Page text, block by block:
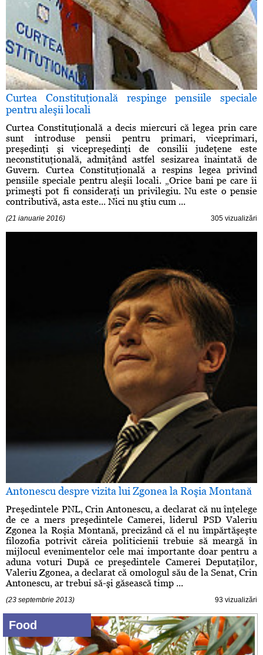
Curtea Constituţională respinge pensiile speciale
pentru aleşii locali
Curtea Constituţională a decis miercuri că legea prin care
sunt introduse pensii pentru primari, viceprimari,
preşedinţi şi vicepreşedinţi de consilii judeţene este
neconstituţională, admiţând astfel sesizarea înaintată de
Guvern. Curtea Constituţională a respins legea privind
pensiile speciale pentru aleşii locali. „Orice bani pe care îi
primeşti pot fi consideraţi un privilegiu. Nu este o pensie
contributivă, asta este... Nici nu ştiu cum ...
(21 ianuarie 2016) 305 vizualizări
Antonescu despre vizita lui Zgonea la Roşia Montană
Preşedintele PNL, Crin Antonescu, a declarat că nu înţelege
de ce a mers preşedintele Camerei, liderul PSD Valeriu
Zgonea la Roşia Montană, precizând că el nu împărtăşeşte
filozofia potrivit căreia politicienii trebuie să meargă în
mijlocul evenimentelor cele mai importante doar pentru a
aduna voturi După ce preşedintele Camerei Deputaţilor,
Valeriu Zgonea, a declarat că omologul său de la Senat, Crin
Antonescu, ar trebui să-şi găsească timp ...
(23 septembrie 2013) 93 vizualizări
Food